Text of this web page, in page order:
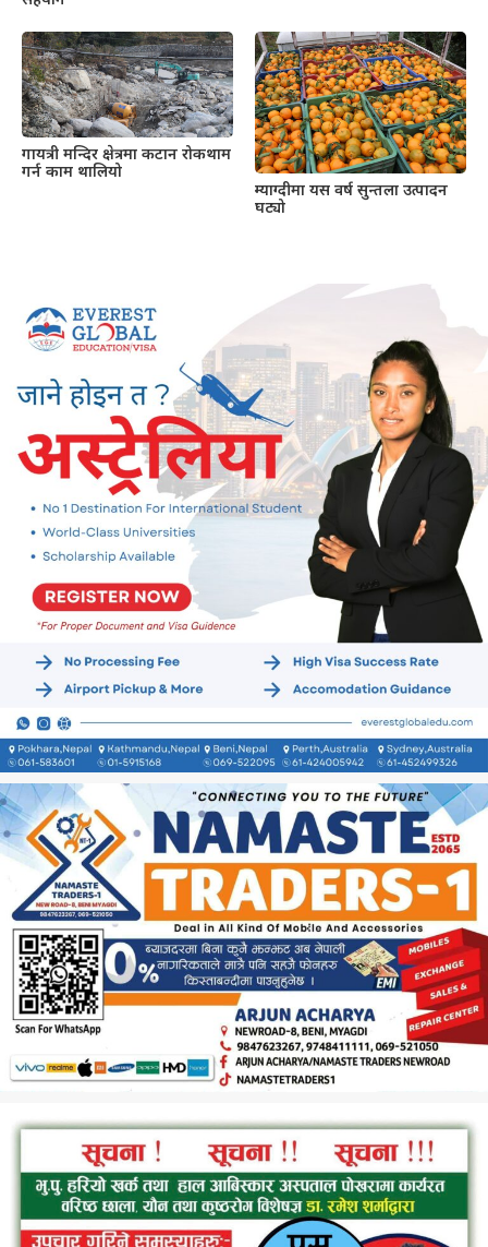
गायत्री मन्दिर क्षेत्रमा कटान रोकथाम
गर्न काम थालियो
म्याग्दीमा यस वर्ष सुन्तला उत्पादन
घट्यो